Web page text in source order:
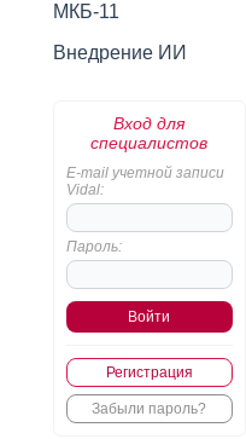
МКБ-11
Внедрение ИИ
Вход для
специалистов
E-mail учетной записи
Vidal:
Пароль:
Регистрация
Забыли пароль?